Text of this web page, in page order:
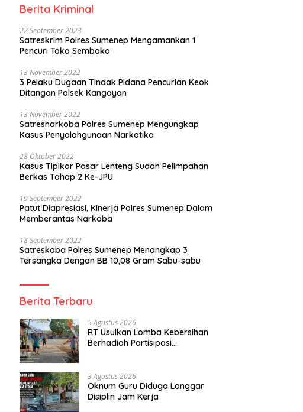
Berita Kriminal
22 September 2023
Satreskrim Polres Sumenep Mengamankan 1
Pencuri Toko Sembako
13 November 2022
3 Pelaku Dugaan Tindak Pidana Pencurian Keok
Ditangan Polsek Kangayan
13 November 2022
Satresnarkoba Polres Sumenep Mengungkap
Kasus Penyalahgunaan Narkotika
28 Oktober 2022
Kasus Tipikor Pasar Lenteng Sudah Pelimpahan
Berkas Tahap 2 Ke-JPU
19 September 2022
Patut Diapresiasi, Kinerja Polres Sumenep Dalam
Memberantas Narkoba
18 September 2022
Satreskoba Polres Sumenep Menangkap 3
Tersangka Dengan BB 10,08 Gram Sabu-sabu
Berita Terbaru
5 Agustus 2026
RT Usulkan Lomba Kebersihan
Berhadiah Partisipasi
3 Agustus 2026
Oknum Guru Diduga Langgar
Disiplin Jam Kerja